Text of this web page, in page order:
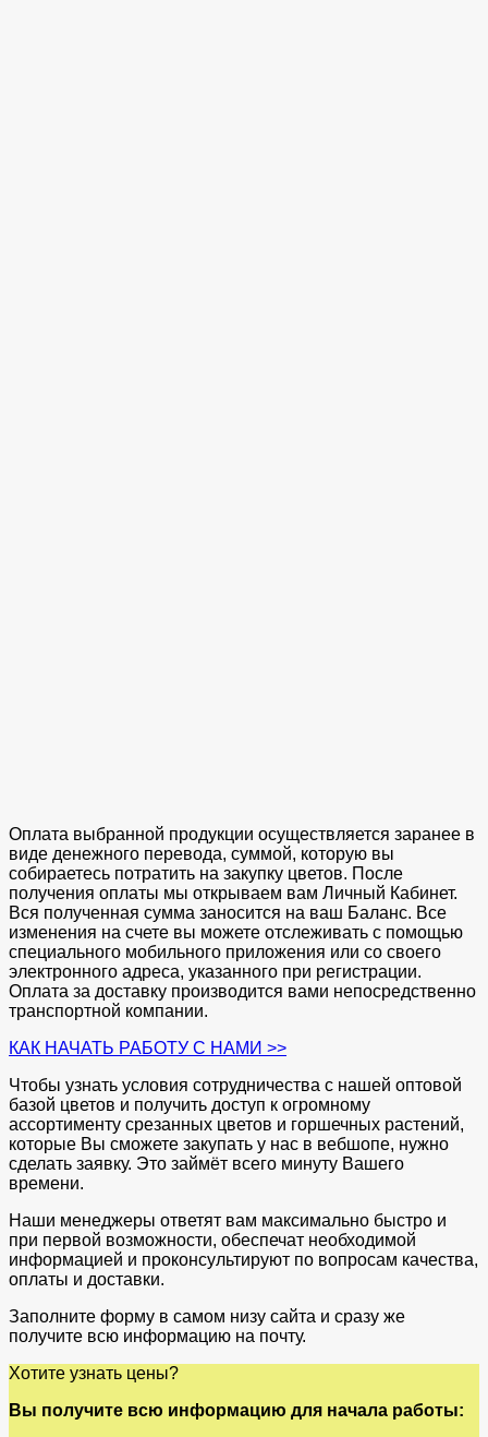
Оплата выбранной продукции осуществляется заранее в
виде денежного перевода, суммой, которую вы
собираетесь потратить на закупку цветов. После
получения оплаты мы открываем вам Личный Кабинет.
Вся полученная сумма заносится на ваш Баланс. Все
изменения на счете вы можете отслеживать с помощью
специального мобильного приложения или со своего
электронного адреса, указанного при регистрации.
Оплата за доставку производится вами непосредственно
транспортной компании.
КАК НАЧАТЬ РАБОТУ С НАМИ >>
Чтобы узнать условия сотрудничества с нашей оптовой
базой цветов и получить доступ к огромному
ассортименту срезанных цветов и горшечных растений,
которые Вы сможете закупать у нас в вебшопе, нужно
сделать заявку. Это займёт всего минуту Вашего
времени.
Наши менеджеры ответят вам максимально быстро и
при первой возможности, обеспечат необходимой
информацией и проконсультируют по вопросам качества,
оплаты и доставки.
Заполните форму в самом низу сайта и сразу же
получите всю информацию на почту.
Хотите узнать цены?
Вы получите всю информацию для начала работы: